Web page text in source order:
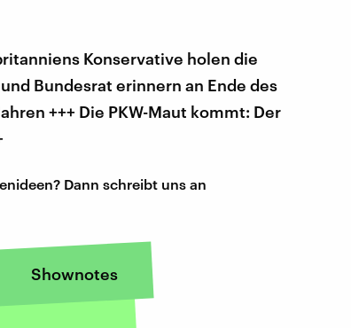
Konservative holen die
Bundesrat erinnern an Ende des
+++ Die PKW-Maut kommt: Der
Dann schreibt uns an
Shownotes